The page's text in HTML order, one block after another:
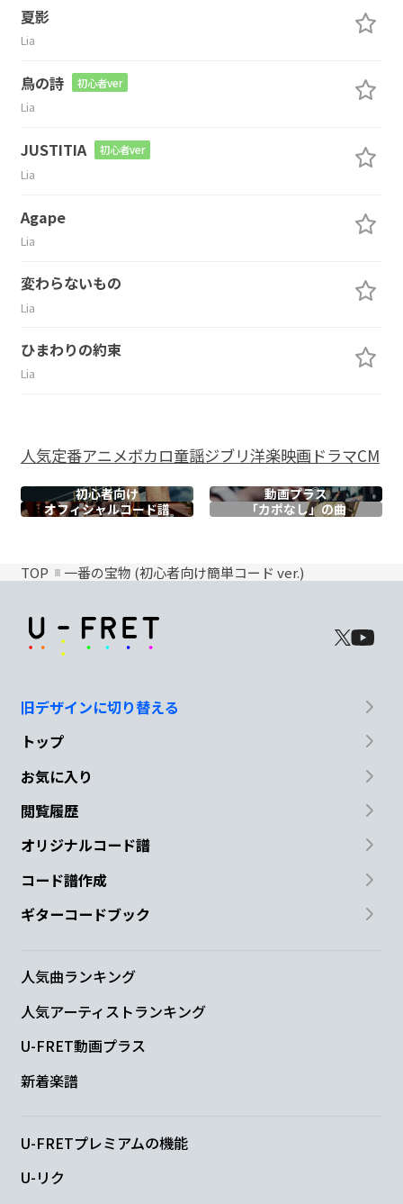
夏影
Lia
鳥の詩 初心者ver
Lia
JUSTITIA 初心者ver
Lia
Agape
Lia
変わらないもの
Lia
ひまわりの約束
Lia
人気定番アニメボカロ童謡ジブリ洋楽映画ドラマCM
初心者向け
動画プラス
オフィシャルコード譜 「カポなし」の曲
TOP 一番の宝物 (初心者向け簡単コード ver.)
旧デザインに切り替える
トップ
お気に入り
閲覧履歴
オリジナルコード譜
コード譜作成
ギターコードブック
人気曲ランキング
人気アーティストランキング
U-FRET動画プラス
新着楽譜
U-FRETプレミアムの機能
U-リク